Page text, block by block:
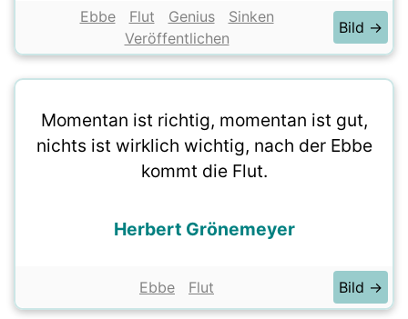
Ebbe Flut Genius
Sinken
Veröffentlichen
Bild →
Momentan ist richtig, momentan ist gut,
nichts ist wirklich wichtig, nach der Ebbe
kommt die Flut.
Herbert Grönemeyer
Ebbe Flut Bild →